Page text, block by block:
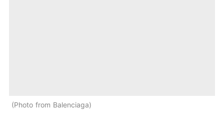
Photo from Balenciaga